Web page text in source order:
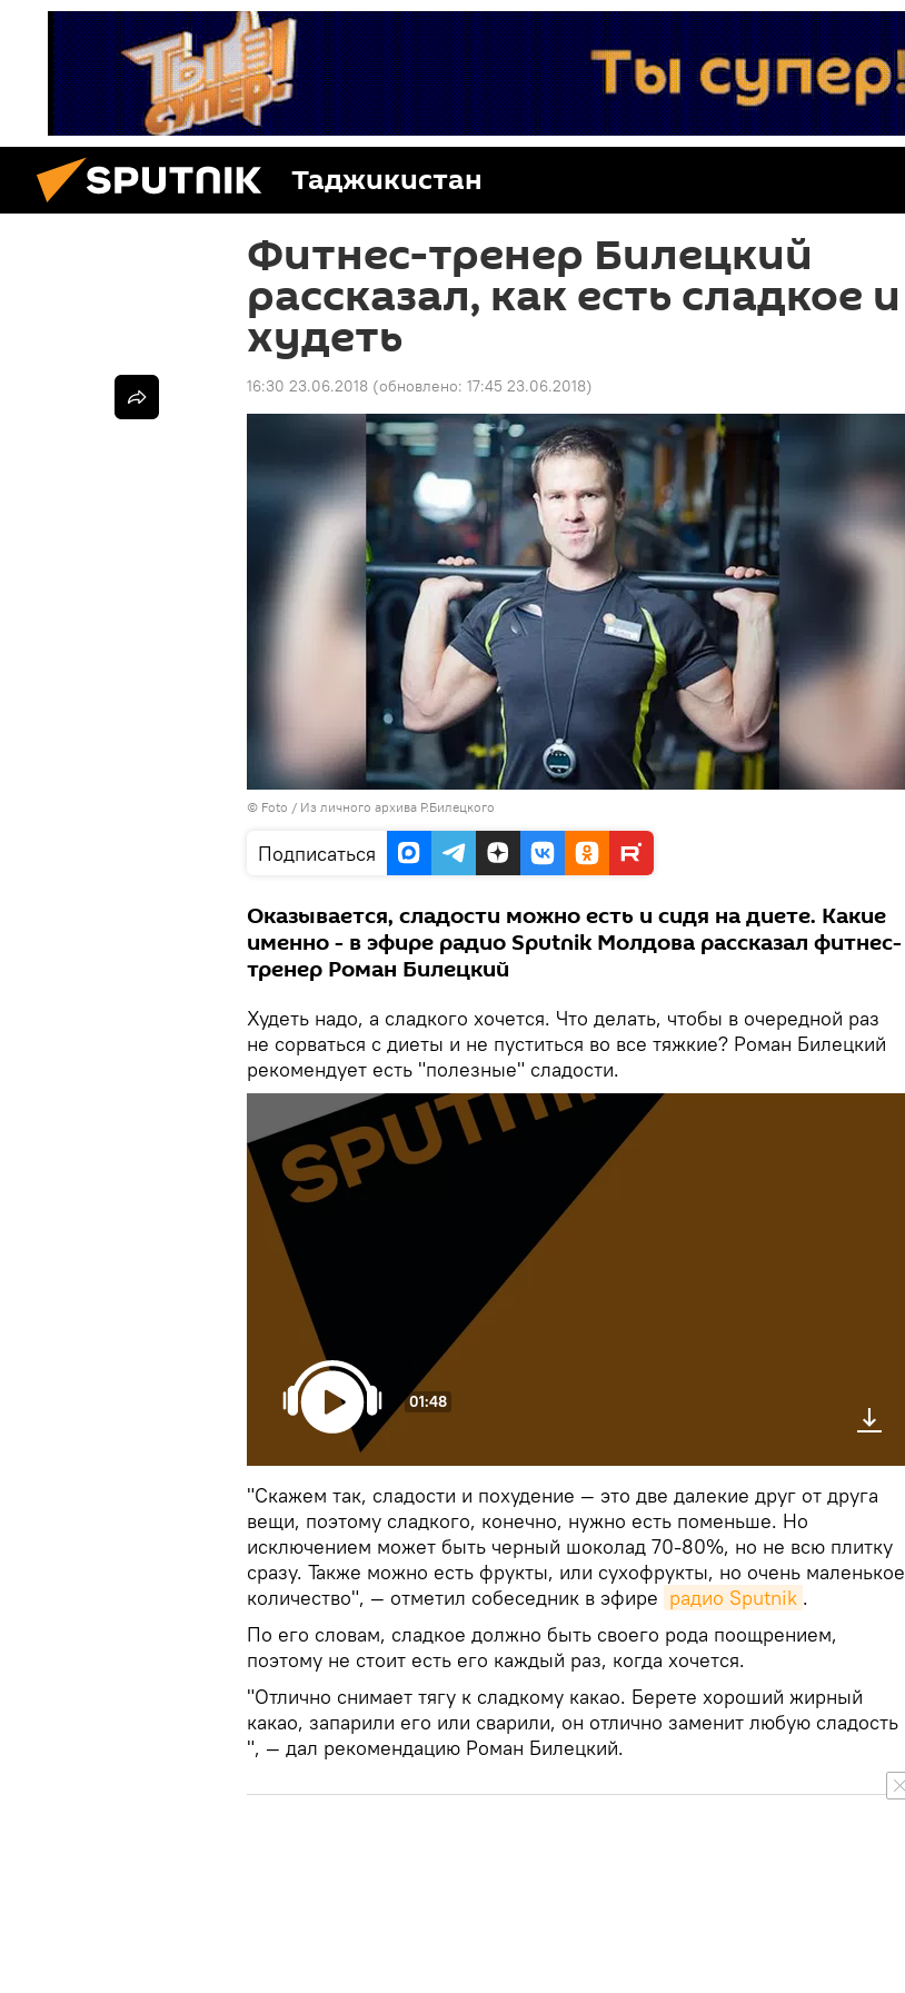
Таджикистан
Фитнес-тренер Билецкий
рассказал, как есть сладкое и
худеть
16:30 23.06.2018 (обновлено: 17:45 23.06.2018)
© Foto / Из личного архива Р.Билецкого
Подписаться
Оказывается, сладости можно есть и сидя на диете. Какие
именно - в эфире радио Sputnik Молдова рассказал фитнес-
тренер Роман Билецкий
Худеть надо, а сладкого хочется. Что делать, чтобы в очередной раз
не сорваться с диеты и не пуститься во все тяжкие? Роман Билецкий
рекомендует есть "полезные" сладости.
01:48
"Скажем так, сладости и похудение — это две далекие друг от друга
вещи, поэтому сладкого, конечно, нужно есть поменьше. Но
исключением может быть черный шоколад 70-80%, но не всю плитку
сразу. Также можно есть фрукты, или сухофрукты, но очень маленькое
количество", — отметил собеседник в эфире радио Sputnik .
По его словам, сладкое должно быть своего рода поощрением,
поэтому не стоит есть его каждый раз, когда хочется.
"Отлично снимает тягу к сладкому какао. Берете хороший жирный
какао, запарили его или сварили, он отлично заменит любую сладость
", — дал рекомендацию Роман Билецкий.